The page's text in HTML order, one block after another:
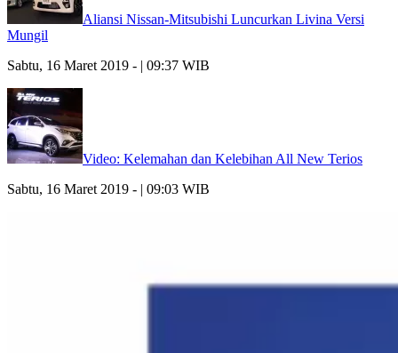
Aliansi Nissan-Mitsubishi Luncurkan Livina Versi
Mungil
Sabtu, 16 Maret 2019 - | 09:37 WIB
Video: Kelemahan dan Kelebihan All New Terios
Sabtu, 16 Maret 2019 - | 09:03 WIB